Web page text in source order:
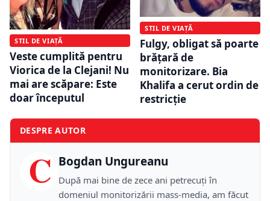
STIL DE VIAȚĂ
Veste cumplită pentru
Viorica de la Clejani! Nu
mai are scăpare: Este
doar începutul
STIL DE VIAȚĂ
Fulgy, obligat să poarte
brățară de
monitorizare. Bia
Khalifa a cerut ordin de
restricție
DESPRE AUTOR
C Bogdan Ungureanu
După mai bine de zece ani petrecuţi în
domeniul monitorizării mass-media, am făcut